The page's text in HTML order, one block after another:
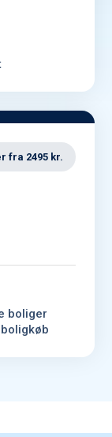
fra 2495 kr.
boliger